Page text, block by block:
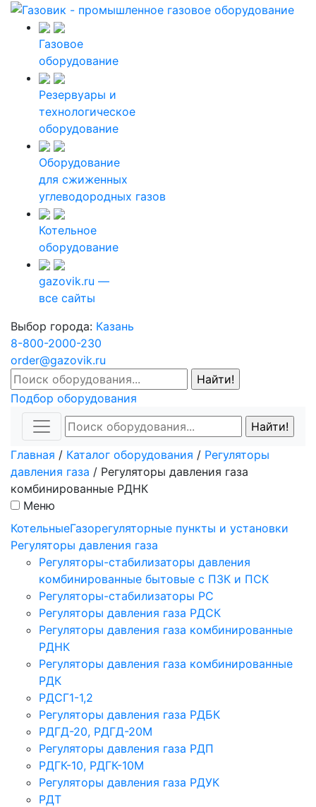
Газовое
оборудование
Резервуары и
технологическое
оборудование
Оборудование
для сжиженных
углеводородных газов
Котельное
оборудование
gazovik.ru —
все сайты
Выбор города: Казань
8-800-2000-230
order@gazovik.ru
Подбор оборудования
Главная / Каталог оборудования / Регуляторы
давления газа / Регуляторы давления газа
комбинированные РДНК
Меню
КотельныеГазорегуляторные пункты и установки
Регуляторы давления газа
Регуляторы-стабилизаторы давления
комбинированные бытовые с ПЗК и ПСК
Регуляторы-стабилизаторы РС
Регуляторы давления газа РДСК
Регуляторы давления газа комбинированные
РДНК
Регуляторы давления газа комбинированные
РДК
РДСГ1-1,2
Регуляторы давления газа РДБК
РДГД-20, РДГД-20М
Регуляторы давления газа РДП
РДГК-10, РДГК-10М
Регуляторы давления газа РДУК
РДТ